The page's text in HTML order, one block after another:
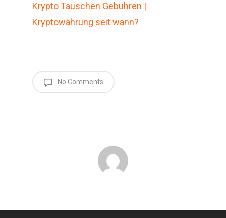
Krypto Tauschen Gebühren |
Kryptowährung seit wann?
No Comments